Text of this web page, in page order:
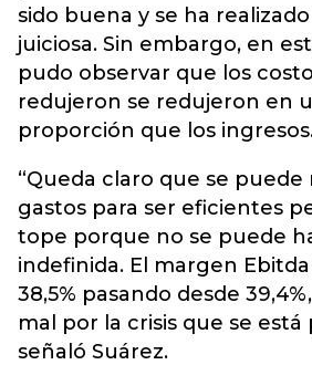
sido buena y se ha
juiciosa. Sin embargo, en
pudo observar que los
redujeron se redujeron en
proporción que los
“Queda claro que se
gastos para ser eficientes
tope porque no se puede
indefinida. El margen
38,5% pasando desde
mal por la crisis que se está
señaló Suárez.